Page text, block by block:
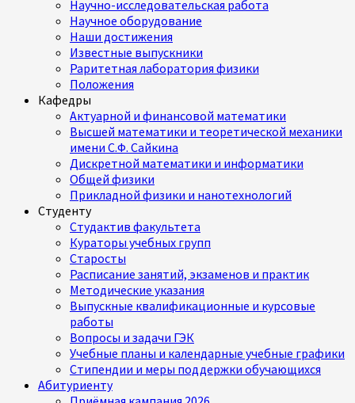
Научно-исследовательская работа
Научное оборудование
Наши достижения
Известные выпускники
Раритетная лаборатория физики
Положения
Кафедры
Актуарной и финансовой математики
Высшей математики и теоретической механики
имени С.Ф. Сайкина
Дискретной математики и информатики
Общей физики
Прикладной физики и нанотехнологий
Студенту
Студактив факультета
Кураторы учебных групп
Старосты
Расписание занятий, экзаменов и практик
Методические указания
Выпускные квалификационные и курсовые
работы
Вопросы и задачи ГЭК
Учебные планы и календарные учебные графики
Стипендии и меры поддержки обучающихся
Абитуриенту